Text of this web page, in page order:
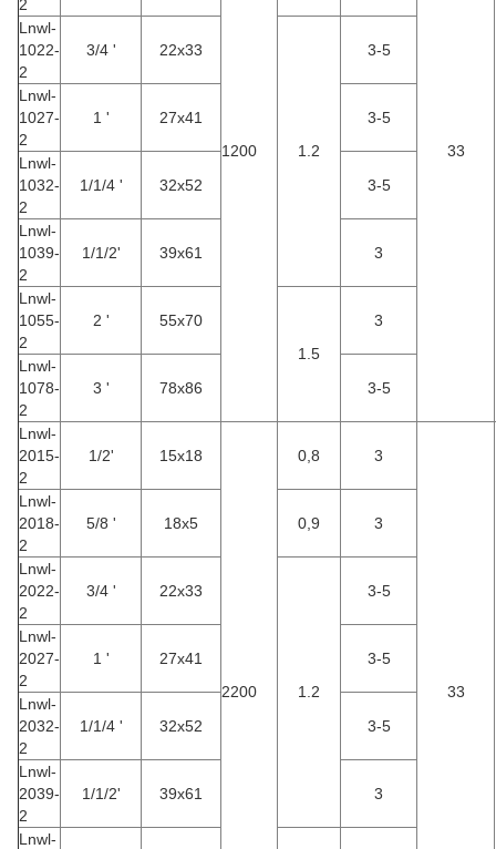
1200 33
2
Lnwl-
1022-
2
3/4 ' 22x33
1.2
3-5
Lnwl-
1027-
2
1 ' 27x41 3-5
Lnwl-
1032-
2
1/1/4 ' 32x52 3-5
Lnwl-
1039-
2
1/1/2' 39x61 3
Lnwl-
1055-
2
2 '
55x70
1.5
3
Lnwl-
1078-
2
3 ' 78x86 3-5
Lnwl-
2015-
2
1/2' 15x18
2200
0,8 3
33
Lnwl-
2018-
2
5/8 ' 18x5 0,9 3
Lnwl-
2022-
2
3/4 ' 22x33
1.2
3-5
Lnwl-
2027-
2
1 ' 27x41 3-5
Lnwl-
2032-
2
1/1/4 ' 32x52 3-5
Lnwl-
2039-
2
1/1/2' 39x61 3
Lnwl-